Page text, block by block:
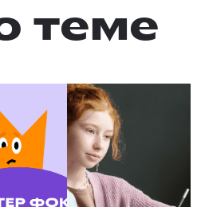
теме